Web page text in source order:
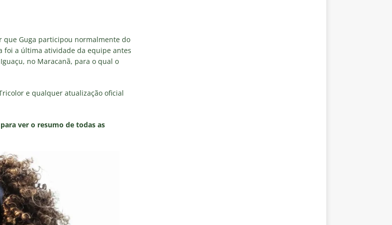
que Guga participou normalmente do
foi a última atividade da equipe antes
no Maracanã, para o qual o
e qualquer atualização oficial
para ver o resumo de todas as